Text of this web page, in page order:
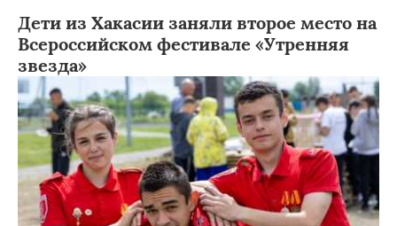
Дети из Хакасии заняли второе место на
Всероссийском фестивале «Утренняя
звезда»